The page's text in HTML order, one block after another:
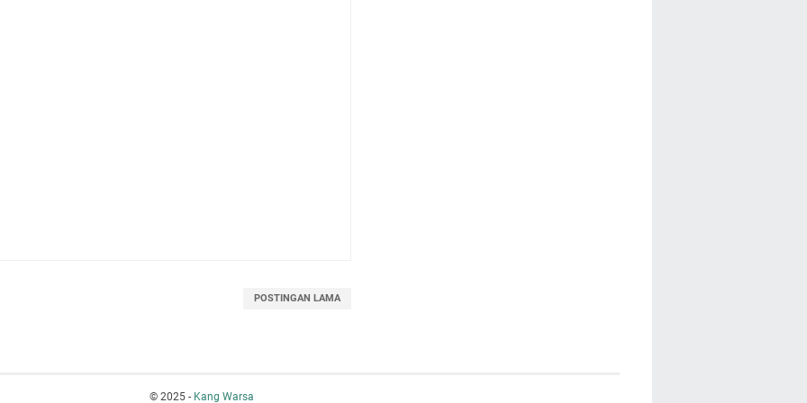
POSTINGAN LAMA
© 2025 - Kang Warsa